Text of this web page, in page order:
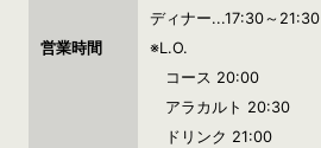
営業時間
ディナー...17:30～21:30
※L.O.
コース 20:00
アラカルト 20:30
ドリンク 21:00